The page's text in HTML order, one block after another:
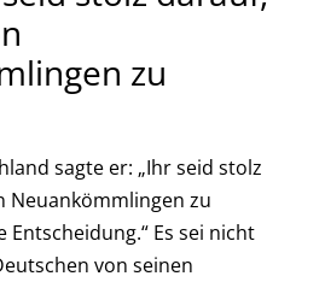
zu
sagte er: „Ihr seid stolz
Neuankömmlingen zu
Entscheidung.“ Es sei nicht
von seinen